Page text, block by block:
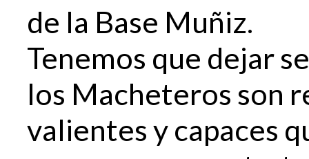
de la Base Muñiz.
Tenemos que dejar
los Macheteros son
valientes y capaces